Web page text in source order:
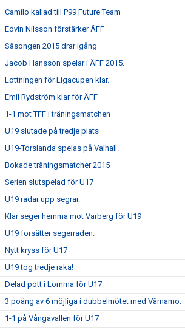
Camilo kallad till P99 Future Team
Edvin Nilsson förstärker ÄFF
Säsongen 2015 drar igång
Jacob Hansson spelar i ÄFF 2015.
Lottningen för Ligacupen klar.
Emil Rydström klar för ÄFF
1-1 mot TFF i träningsmatchen
U19 slutade på tredje plats
U19-Torslanda spelas på Valhall.
Bokade träningsmatcher 2015
Serien slutspelad för U17
U19 radar upp segrar.
Klar seger hemma mot Varberg för U19
U19 forsätter segerraden.
Nytt kryss för U17
U19 tog tredje raka!
Delad pott i Lomma för U17
3 poäng av 6 möjliga i dubbelmötet med Värnamo.
1-1 på Vångavallen för U17